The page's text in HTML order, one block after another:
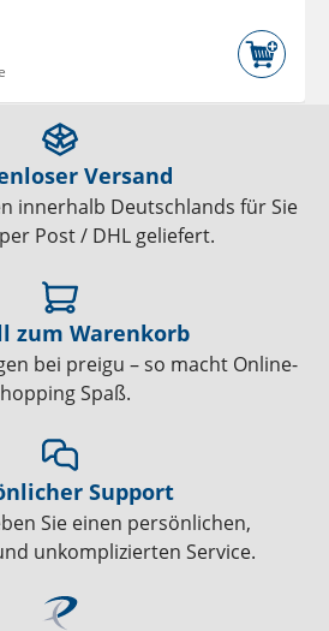
Versand
innerhalb Deutschlands für Sie
Post / DHL geliefert.
zum Warenkorb
bei preigu – so macht Online-
Spaß.
Support
Sie einen persönlichen,
unkomplizierten Service.